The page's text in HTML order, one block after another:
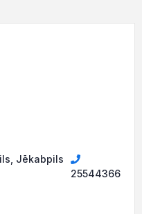
Jēkabpils
25544366